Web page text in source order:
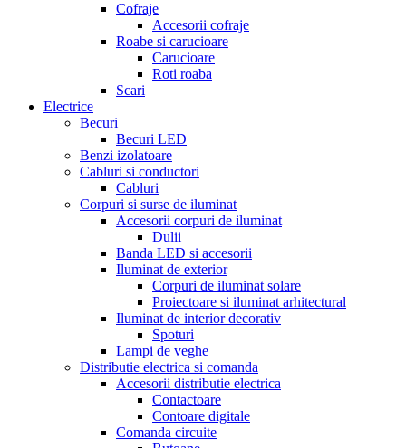
Cofraje
Accesorii cofraje
Roabe si carucioare
Carucioare
Roti roaba
Scari
Electrice
Becuri
Becuri LED
Benzi izolatoare
Cabluri si conductori
Cabluri
Corpuri si surse de iluminat
Accesorii corpuri de iluminat
Dulii
Banda LED si accesorii
Iluminat de exterior
Corpuri de iluminat solare
Proiectoare si iluminat arhitectural
Iluminat de interior decorativ
Spoturi
Lampi de veghe
Distributie electrica si comanda
Accesorii distributie electrica
Contactoare
Contoare digitale
Comanda circuite